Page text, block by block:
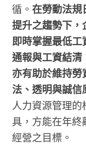
循。 在勞動法規
提升之趨勢下，
即時掌握最低
通報與工資結清
亦有助於維持勞
法、透明與誠信
人力資源管理的
具，方能在年終
經營之目標。